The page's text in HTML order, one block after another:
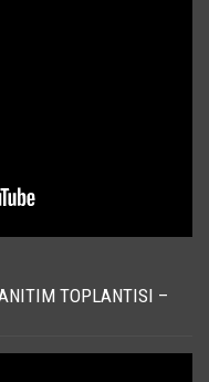
TOPLANTISI –